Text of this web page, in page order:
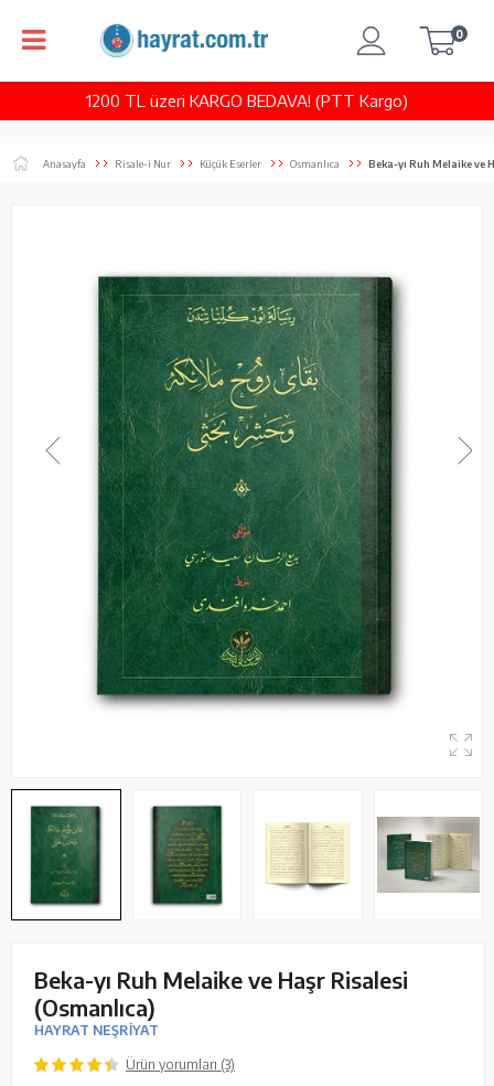
1200 TL üzeri KARGO BEDAVA! (PTT Kargo)
0
Anasayfa Risale-i Nur Küçük Eserler Osmanlıca Beka-yı Ruh Melaike ve
Beka-yı Ruh Melaike ve Haşr Risalesi
(Osmanlıca)
HAYRAT NEŞRİYAT
Ürün yorumları (3)